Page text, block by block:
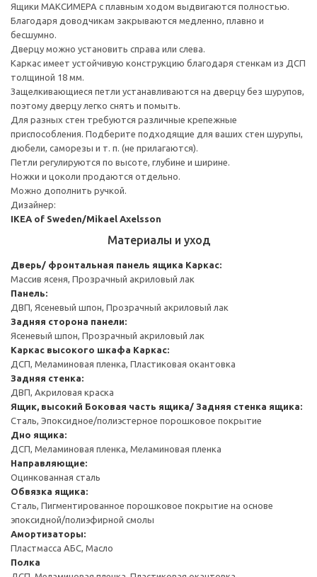
Ящики МАКСИМЕРА с плавным ходом выдвигаются полностью.
Благодаря доводчикам закрываются медленно, плавно и
бесшумно.
Дверцу можно установить справа или слева.
Каркас имеет устойчивую конструкцию благодаря стенкам из ДСП
толщиной 18 мм.
Защелкивающиеся петли устанавливаются на дверцу без шурупов,
поэтому дверцу легко снять и помыть.
Для разных стен требуются различные крепежные
приспособления. Подберите подходящие для ваших стен шурупы,
дюбели, саморезы и т. п. (не прилагаются).
Петли регулируются по высоте, глубине и ширине.
Ножки и цоколи продаются отдельно.
Можно дополнить ручкой.
Дизайнер:
IKEA of Sweden/Mikael Axelsson
Материалы и уход
Дверь/ фронтальная панель ящика Каркас:
Массив ясеня, Прозрачный акриловый лак
Панель:
ДВП, Ясеневый шпон, Прозрачный акриловый лак
Задняя сторона панели:
Ясеневый шпон, Прозрачный акриловый лак
Каркас высокого шкафа Каркас:
ДСП, Меламиновая пленка, Пластиковая окантовка
Задняя стенка:
ДВП, Акриловая краска
Ящик, высокий Боковая часть ящика/ Задняя стенка ящика:
Сталь, Эпоксидное/полиэстерное порошковое покрытие
Дно ящика:
ДСП, Меламиновая пленка, Меламиновая пленка
Направляющие:
Оцинкованная сталь
Обвязка ящика:
Сталь, Пигментированное порошковое покрытие на основе
эпоксидной/полиэфирной смолы
Амортизаторы:
Пластмасса АБС, Масло
Полка